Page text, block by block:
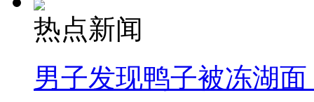
热点新闻
男子发现鸭子被冻湖